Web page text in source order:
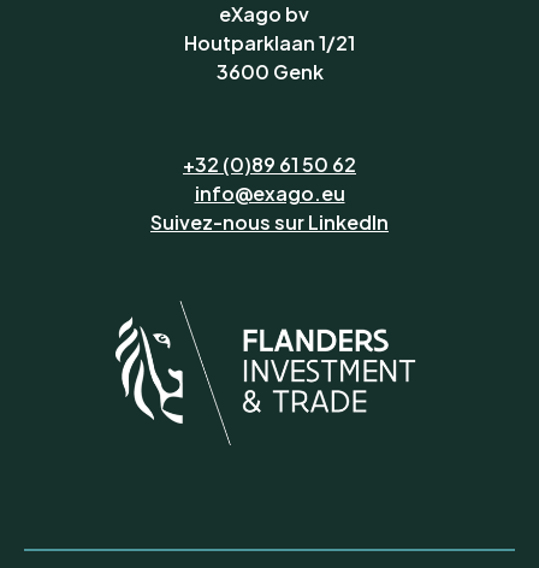
eXago bv
Houtparklaan 1/21
3600 Genk
+32 (0)89 61 50 62
info@exago.eu
Suivez-nous sur LinkedIn